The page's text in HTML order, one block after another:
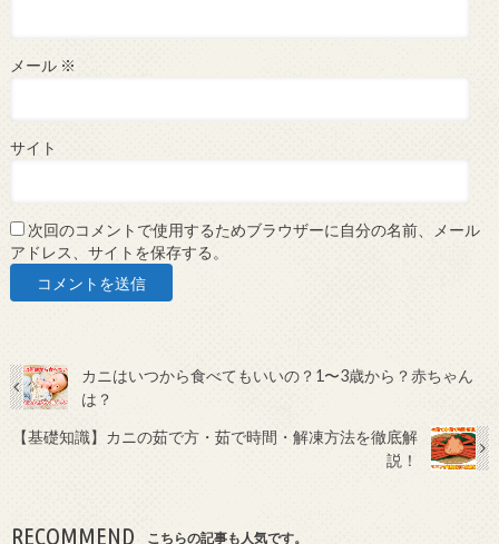
メール ※
サイト
次回のコメントで使用するためブラウザーに自分の名前、メール
アドレス、サイトを保存する。
カニはいつから食べてもいいの？1〜3歳から？赤ちゃん
は？
【基礎知識】カニの茹で方・茹で時間・解凍方法を徹底解
説！
RECOMMEND こちらの記事も人気です。